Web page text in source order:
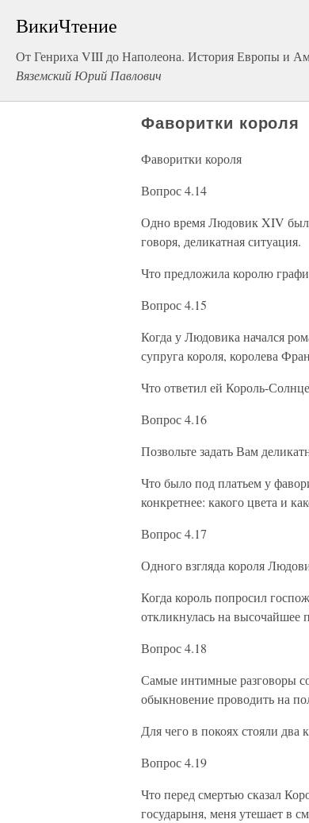
ВикиЧтение
От Генриха VIII до Наполеона. История Европы и
Вяземский Юрий Павлович
Фаворитки короля
Фаворитки короля
Вопрос 4.14
Одно время Людовик XIV был
говоря, деликатная ситуация.
Что предложила королю
Вопрос 4.15
Когда у Людовика начался
супруга короля, королева
Что ответил ей Король-
Вопрос 4.16
Позвольте задать Вам
Что было под платьем у
конкретнее: какого цвета и
Вопрос 4.17
Одного взгляда короля
Когда король попросил
откликнулась на высочайшее
Вопрос 4.18
Самые интимные разговоры
обыкновение проводить на
Для чего в покоях стояли два
Вопрос 4.19
Что перед смертью сказал
государыня, меня утешает в